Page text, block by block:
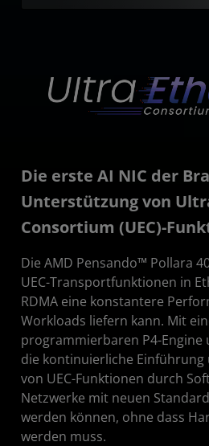
Die erste AI NIC der
Unterstützung von
Consortium (UEC)-
Die AMD Pensando™ Pollara
UEC-Transportfunktionen in
RDMA eine konstantere
Workloads liefern kann. Mit
programmierbaren P4-Engine
die kontinuierliche Einführung
von UEC-Funktionen durch
Netzwerke mit neuen
werden können, ohne dass
werden muss.